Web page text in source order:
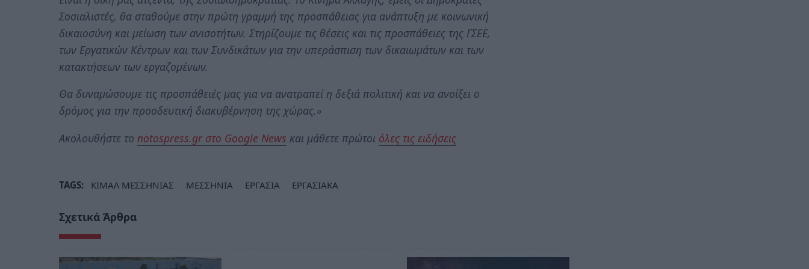
Σοσιαλιστές, θα σταθούμε στην πρώτη γραμμή της προσπάθειας για ανάπτυξη με κοινωνική
δικαιοσύνη και μείωση των ανισοτήτων. Στηρίζουμε τις θέσεις και τις προσπάθειες της ΓΣΕΕ,
των Εργατικών Κέντρων και των Συνδικάτων για την υπεράσπιση των δικαιωμάτων και των
κατακτήσεων των εργαζομένων.
Θα δυναμώσουμε τις προσπάθειές μας για να ανατραπεί η δεξιά πολιτική και να ανοίξει ο
δρόμος για την προοδευτική διακυβέρνηση της χώρας.»
Ακολουθήστε το notospress.gr στο Google News και μάθετε πρώτοι όλες τις ειδήσεις
TAGS: ΚΙΜΑΛ ΜΕΣΣΗΝΙΑΣ ΜΕΣΣΗΝΙΑ ΕΡΓΑΣΙΑ ΕΡΓΑΣΙΑΚΑ
Σχετικά Άρθρα